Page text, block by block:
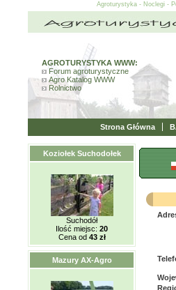
Agroturystyka - Noclegi -
AGROTURYSTYKA WWW:
Forum agroturystyczne
Agro Katalog WWW
Rolnictwo
Strona Główna
Koziołek Suchodołek
Suchodół
Ilość miejsc: 20
Cena od 43 zł
Mazury AX-Agro